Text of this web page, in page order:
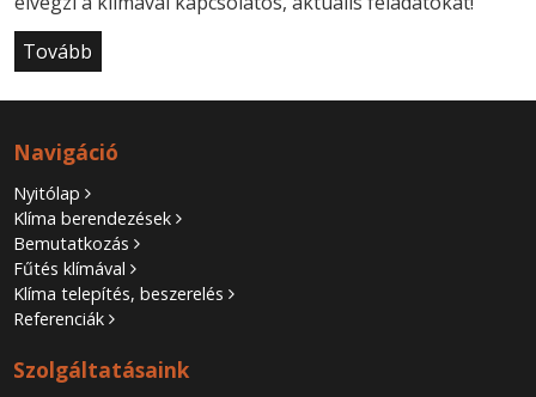
Tovább
Navigáció
Nyitólap
Klíma berendezések
Bemutatkozás
Fűtés klímával
Klíma telepítés, beszerelés
Referenciák
Szolgáltatásaink